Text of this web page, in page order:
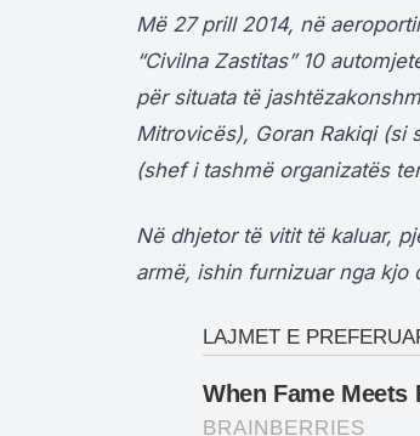
Më 27 prill 2014, në
“Civilna Zastitas” 10
për situata të
Mitrovicës), Goran Rakiqi (si
(shef i tashmë organizatës
Në dhjetor të vitit të kaluar,
armë, ishin furnizuar nga kjo